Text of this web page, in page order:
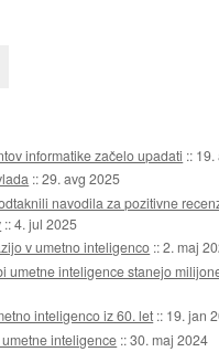
informatike začelo upadati :: 19.
::29. avg 2025
navodila za pozitivne
::4. jul 2025
v umetno inteligenco ::2. maj
umetne inteligence stanejo
inteligenco iz 60. let :: 19. jan
inteligence ::30. maj 2024